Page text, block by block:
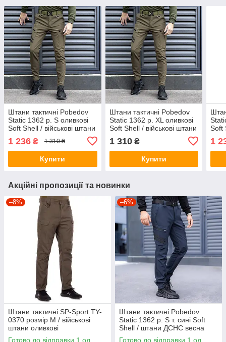
Штани тактичні Pobedov
Static 1362 р. S оливкові
Soft Shell / військові штани
1 236 ₴ 1 310 ₴
Купити
Штани тактичні Pobedov
Static 1362 р. XL оливкові
Soft Shell / військові штани
1 310₴
Купити
Soft
1
Акційні пропозиції та новинки
–8%
Штани тактичні SP-Sport TY-
0370 розмір M / військові
штани оливкові
Готово до відправки 1 од.
–6%
Штани тактичні Pobedov
Static 1362 р. S т. сині Soft
Shell / штани ДСНС весна
осінь
Готово до відправки 1 од.